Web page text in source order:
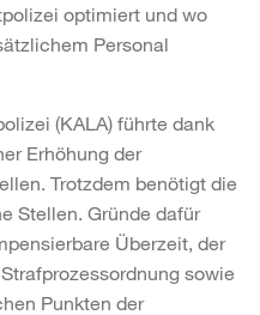
optimiert und wo
Personal
(KALA) führte dank
Erhöhung der
Trotzdem benötigt die
Stellen. Gründe dafür
Überzeit, der
sowie
Punkten der